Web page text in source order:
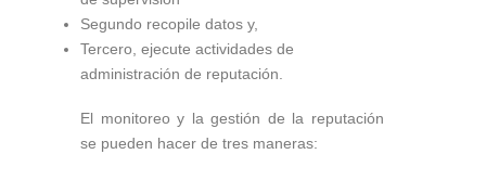
Segundo recopile datos y,
Tercero, ejecute actividades de
administración de reputación.
El monitoreo y la gestión de la reputación
se pueden hacer de tres maneras: